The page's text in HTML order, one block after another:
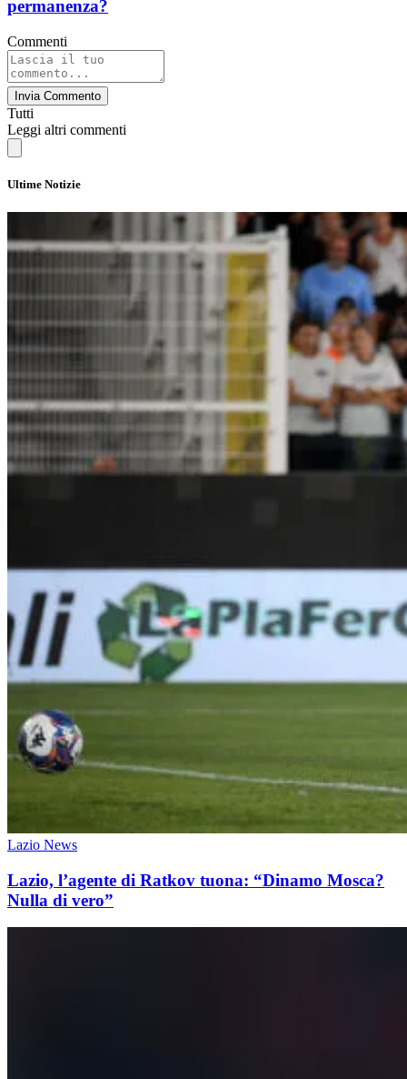
permanenza?
Commenti
Invia Commento
Tutti
Leggi altri commenti
Ultime Notizie
Lazio News
Lazio, l’agente di Ratkov tuona: “Dinamo Mosca?
Nulla di vero”